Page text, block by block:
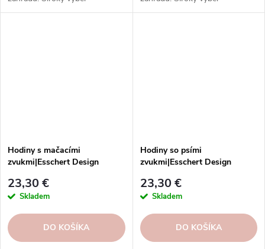
materiálov, tvarov a štýlov.
materiálov, tvarov a štýlov.
Hodiny s mačacími
zvukmi|Esschert Design
23,30 €
Skladem
DO KOŠÍKA
Hodiny so psími
zvukmi|Esschert Design
23,30 €
Skladem
DO KOŠÍKA